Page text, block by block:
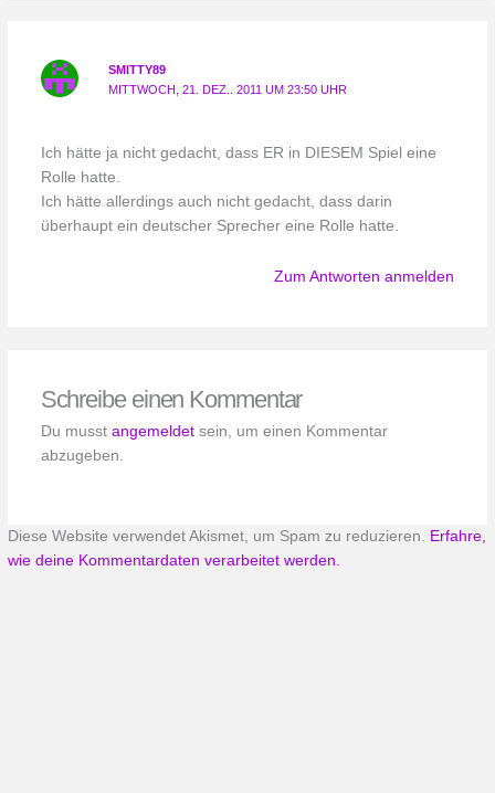
SMITTY89
MITTWOCH, 21. DEZ.. 2011 UM 23:50 UHR
Ich hätte ja nicht gedacht, dass ER in DIESEM Spiel eine
Rolle hatte.
Ich hätte allerdings auch nicht gedacht, dass darin
überhaupt ein deutscher Sprecher eine Rolle hatte.
Zum Antworten anmelden
Schreibe einen Kommentar
Du musst angemeldetsein, um einen Kommentar
abzugeben.
Diese Website verwendet Akismet, um Spam zu reduzieren. Erfahre,
wie deine Kommentardaten verarbeitet werden.